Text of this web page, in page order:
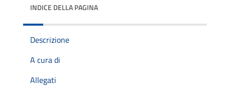
INDICE DELLA PAGINA
Descrizione
A cura di
Allegati